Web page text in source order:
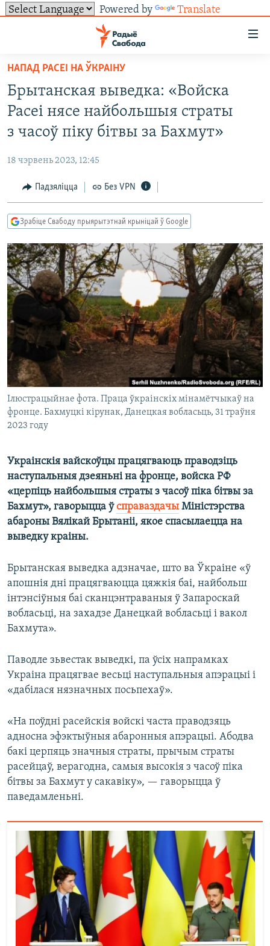
Powered by Translate
ўнівэрсальнага
доступу
Перайсьці
да
галоўнага
зьместу
да
навігацыі
Перайсьці
да
ВІДЭА І ФОТА
ПАЛІТЫКА
ЭКАНОМІКА
ПАЛІТВЯЗЬНІ
КУЛЬТУРА
КАЛЯНДАР
ТОЛЬКІ НА СВАБОДЗЕ
ГІСТОРЫЯ НА СВАБОДЗЕ
ПАДКАСТЫ
PREMIUM
МОВА
НА ХВАЛЯХ СВАБОДЫ
ПАДЗЯЛІЦЦА ІНФАРМАЦЫЯЙ
RSS
ПАДКАСТЫ
Усе сайты РС/РСЭ
НАПАД РАСЕІ НА ЎКРАІНУ
Брытанская выведка: «Войска
Расеі нясе найбольшыя страты
з часоў піку бітвы за Бахмут»
18 чэрвень 2023, 12:45
Падзяліцца Без VPN
Зрабіце Свабоду прыярытэтнай крыніцай ў Google
Ілюстрацыйнае фота. Праца ўкраінскіх мінамётчыкаў на
фронце. Бахмуцкі кірунак, Данецкая вобласьць, 31 траўня
2023 году
Украінскія вайскоўцы працягваюць праводзіць
наступальныя дзеяньні на фронце, войска РФ
«церпіць найбольшыя страты з часоў піка бітвы за
Бахмут», гаворыцца ўсправаздачы Міністэрства
абароны Вялікай Брытаніі, якое спасылаецца на
выведку краіны.
Брытанская выведка адзначае, што ва Ўкраіне «ў
апошнія дні працягваюцца цяжкія баі, найбольш
інтэнсіўныя баі сканцэнтраваныя ў Запароскай
вобласьці, на захадзе Данецкай вобласьці і вакол
Бахмута».
Паводле зьвестак выведкі, па ўсіх напрамках
Украіна працягвае весьці наступальныя апэрацыі і
«дабілася нязначных посьпехаў».
«На поўдні расейскія войскі часта праводзяць
адносна эфэктыўныя абаронныя апэрацыі. Абодва
бакі церпяць значныя страты, прычым страты
расейцаў, верагодна, самыя высокія з часоў піка
бітвы за Бахмут у сакавіку», — гаворыцца ў
паведамленьні.